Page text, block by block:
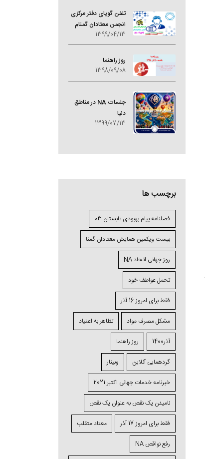
تلفن گویای دفتر مرکزی
انجمن معتادان گمنام
1399/04/13
روز راهنما
1398/09/08
جلسات NA در مناطق
دنیا
1399/07/13
برچسب ها
فصلنامه پیام بهبودی تابستان 03
بیست ویکمین همایش معتادان گمنا
روز جهانی اتحاد NA
تحمل عواطف خود
فقط برای امروز 16 آذر
مشکل مصرف مواد تظاهر به اعتیاد
آذر1400 روز راهنما
گردهمایی آنلاین وبینار
خبرنامه خدمات جهانی اکتبر 2021
نامیدن یک نقص به عنوان یک نقص
فقط برای امروز 17 آذر معتاد متقلب
رفع نواقص NA